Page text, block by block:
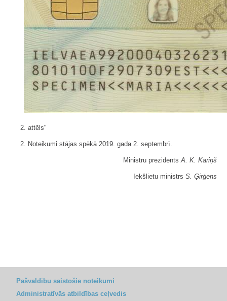
2. attēls"
2. Noteikumi stājas spēkā 2019. gada 2. septembrī.
Ministru prezidentsA. K. Kariņš
Iekšlietu ministrs S. Ģirģens
Pašvaldību saistošie noteikumi
Administratīvās atbildības ceļvedis